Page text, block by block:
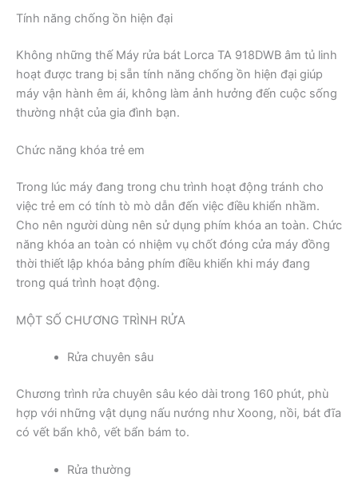
Tính năng chống ồn hiện đại
Không những thế Máy rửa bát Lorca TA 918DWB âm tủ linh
hoạt được trang bị sẵn tính năng chống ồn hiện đại giúp
máy vận hành êm ái, không làm ảnh hưởng đến cuộc sống
thường nhật của gia đình bạn.
Chức năng khóa trẻ em
Trong lúc máy đang trong chu trình hoạt động tránh cho
việc trẻ em có tính tò mò dẫn đến việc điều khiển nhầm.
Cho nên người dùng nên sử dụng phím khóa an toàn. Chức
năng khóa an toàn có nhiệm vụ chốt đóng cửa máy đồng
thời thiết lập khóa bảng phím điều khiển khi máy đang
trong quá trình hoạt động.
MỘT SỐ CHƯƠNG TRÌNH RỬA
Rửa chuyên sâu
Chương trình rửa chuyên sâu kéo dài trong 160 phút, phù
hợp với những vật dụng nấu nướng như Xoong, nồi, bát đĩa
có vết bẩn khô, vết bẩn bám to.
Rửa thường